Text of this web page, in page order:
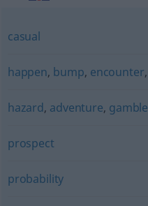
casual
happen, bump, encounter,
hazard, adventure, gamble
prospect
probability